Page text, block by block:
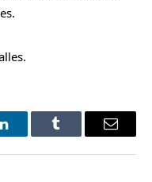
LinkedInTumblr Email